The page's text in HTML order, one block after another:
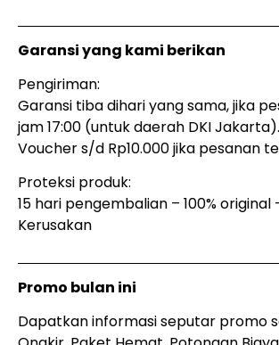
Garansi yang kami berikan
Pengiriman:
Garansi tiba dihari yang sama, jika
jam 17:00 (untuk daerah DKI
Voucher s/d Rp10.000 jika pesanan
Proteksi produk:
15 hari pengembalian – 100% original
Kerusakan
Promo bulan ini
Dapatkan informasi seputar promo